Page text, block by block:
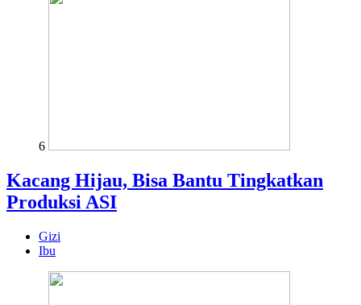
6
Kacang Hijau, Bisa Bantu Tingkatkan
Produksi ASI
Gizi
Ibu